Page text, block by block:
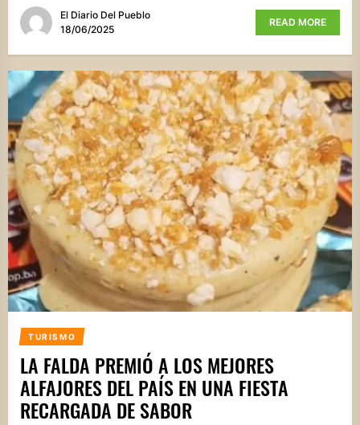
El Diario Del Pueblo
18/06/2025
READ MORE
TURISMO
LA FALDA PREMIÓ A LOS MEJORES
ALFAJORES DEL PAÍS EN UNA FIESTA
RECARGADA DE SABOR